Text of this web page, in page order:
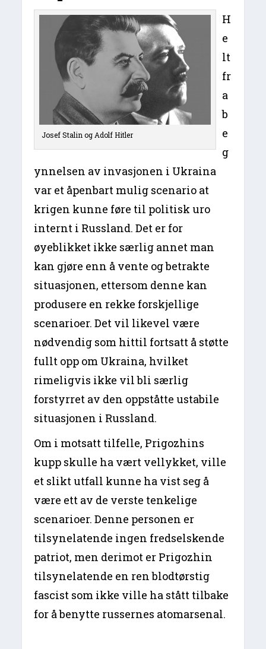
Josef Stalin og Adolf Hitler
H
e
lt
fr
a
b
e
g
ynnelsen av invasjonen i Ukraina
var et åpenbart mulig scenario at
krigen kunne føre til politisk uro
internt i Russland. Det er for
øyeblikket ikke særlig annet man
kan gjøre enn å vente og betrakte
situasjonen, ettersom denne kan
produsere en rekke forskjellige
scenarioer. Det vil likevel være
nødvendig som hittil fortsatt å støtte
fullt opp om Ukraina, hvilket
rimeligvis ikke vil bli særlig
forstyrret av den oppståtte ustabile
situasjonen i Russland.
Om i motsatt tilfelle, Prigozhins
kupp skulle ha vært vellykket, ville
et slikt utfall kunne ha vist seg å
være ett av de verste tenkelige
scenarioer. Denne personen er
tilsynelatende ingen fredselskende
patriot, men derimot er Prigozhin
tilsynelatende en ren blodtørstig
fascist som ikke ville ha stått tilbake
for å benytte russernes atomarsenal.